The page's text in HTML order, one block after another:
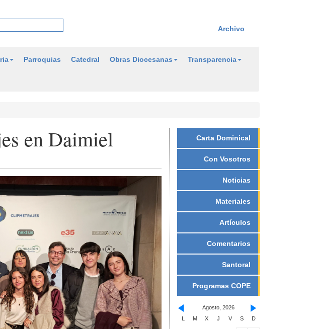
Archivo
Parroquias Catedral Obras Diocesanas Transparencia
en Daimiel Carta Dominical
Con Vosotros
Noticias
Materiales
Artículos
Comentarios
Santoral
Programas COPE
Agosto, 2026
L
M X J V S D